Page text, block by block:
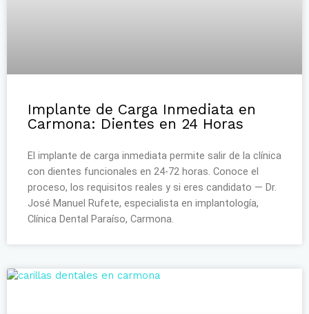
Implante de Carga Inmediata en
Carmona: Dientes en 24 Horas
El implante de carga inmediata permite salir de la clínica
con dientes funcionales en 24-72 horas. Conoce el
proceso, los requisitos reales y si eres candidato — Dr.
José Manuel Rufete, especialista en implantología,
Clínica Dental Paraíso, Carmona.